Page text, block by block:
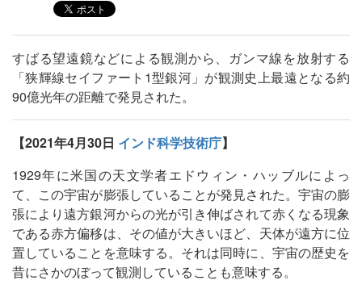
すばる望遠鏡などによる観測から、ガンマ線を放射する
「狭輝線セイファート1型銀河」が観測史上最遠となる約
90億光年の距離で発見された。
【2021年4月30日 インド科学技術庁】
1929年に米国の天文学者エドウィン・ハッブルによっ
て、この宇宙が膨張していることが発見された。宇宙の膨
張により遠方銀河からの光が引き伸ばされて赤くなる現象
である赤方偏移は、その値が大きいほど、天体が遠方に位
置していることを意味する。それは同時に、宇宙の歴史を
昔にさかのぼって観測していることも意味する。